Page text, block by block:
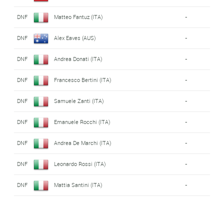
DNF Matteo Fantuz (ITA) -
DNF Alex Eaves (AUS) -
DNF Andrea Donati (ITA) -
DNF Francesco Bertini (ITA) -
DNF Samuele Zanti (ITA) -
DNF Emanuele Rocchi (ITA) -
DNF Andrea De Marchi (ITA) -
DNF Leonardo Rossi (ITA) -
DNF Mattia Santini (ITA) -